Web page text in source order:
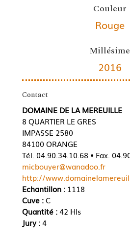
Couleur
Rouge
Millésime
2016
Contact
DOMAINE DE LA MEREUILLE
8 QUARTIER LE GRES
IMPASSE 2580
84100 ORANGE
Tél. 04.90.34.10.68 • Fax.
micbouyer@wanadoo.fr
http://
Echantillon :1118
Cuve :C
Quantité :42 Hls
Jury :4